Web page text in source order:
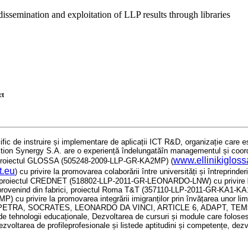
and exploitation of LLP results through libraries
de instruire și implementare de aplicații ICT R&D, organizație care
Synergy S.A. are o experiență îndelungatăîn managementul și
GLOSSA (505248-2009-LLP-GR-KA2MP) (
) cu privire la promovarea colaborării între universități și
CREDNET (518802-LLP-2011-GR-LEONARDO-LNW) cu privire
din fabrici, proiectul Roma T&T (357110-LLP-2011-GR-KA1-
cu privire la promovarea integrării imigranților prin învățarea unor
SOCRATES, LEONARDO DA VINCI, ARTICLE 6, ADAPT,
tehnologii educaționale, Dezvoltarea de cursuri și module care
de profileprofesionale și listede aptitudini și competențe, de